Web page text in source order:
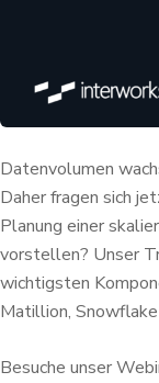
Datenvolumen
Daher fragen sich
Planung einer
vorstellen? Unser
wichtigsten
Matillion,
Besuche unser